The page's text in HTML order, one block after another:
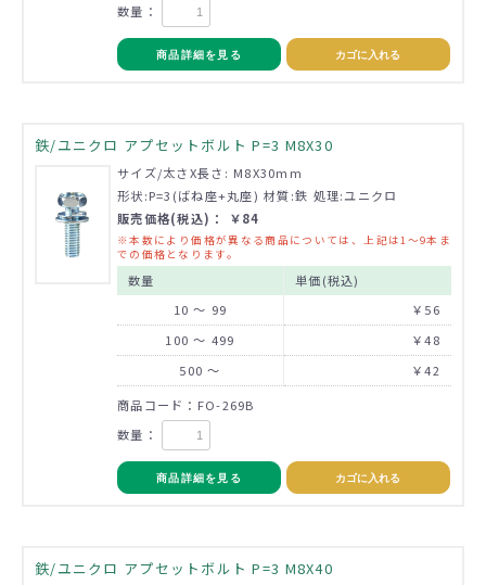
数量：
商品詳細を見る カゴに入れる
鉄/ユニクロ アプセットボルト P=3 M8X30
サイズ/太さX長さ: M8X30mm
形状:P=3(ばね座+丸座) 材質:鉄 処理:ユニクロ
販売価格(税込)： ￥84
※本数により価格が異なる商品については、上記は1～9本ま
での価格となります。
数量
単価(税込)
10 ～ 99
￥56
100 ～ 499
￥48
500 ～
￥42
商品コード：FO-269B
数量：
商品詳細を見る カゴに入れる
鉄/ユニクロ アプセットボルト P=3 M8X40